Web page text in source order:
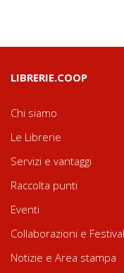
LIBRERIE.COOP
Chi siamo
Le Librerie
Servizi e vantaggi
Raccolta punti
Eventi
Collaborazioni e Festival
Notizie e Area stampa